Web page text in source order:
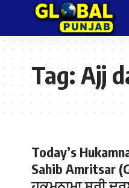
Tag:Ajj
Today’s
Sahib Amritsar